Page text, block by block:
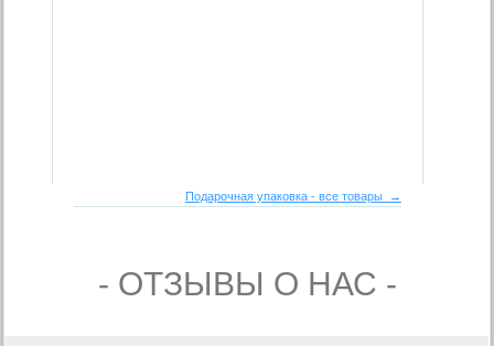
Подарочная упаковка - все товары →
- ОТЗЫВЫ О НАС -